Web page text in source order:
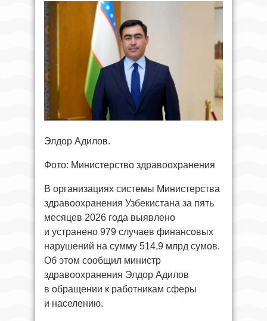
Элдор Адилов.
Фото: Министерство здравоохранения
В организациях системы Министерства
здравоохранения Узбекистана за пять
месяцев 2026 года выявлено
и устранено 979 случаев финансовых
нарушений на сумму 514,9 млрд сумов.
Об этом сообщил министр
здравоохранения Элдор Адилов
в обращении к работникам сферы
и населению.